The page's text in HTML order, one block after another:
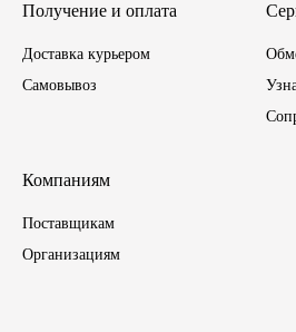
УРАЛ
Фильтры
Cummmins
Автотовары
Получение и оплата
Доставка курьером
Самовывоз
Компаниям
Поставщикам
Организациям